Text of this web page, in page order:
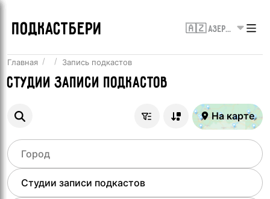
ПОДКАСТБЕРИ 🇦🇿 Азербайджан
Главная Запись подкастов
Студии записи подкастов
На карте